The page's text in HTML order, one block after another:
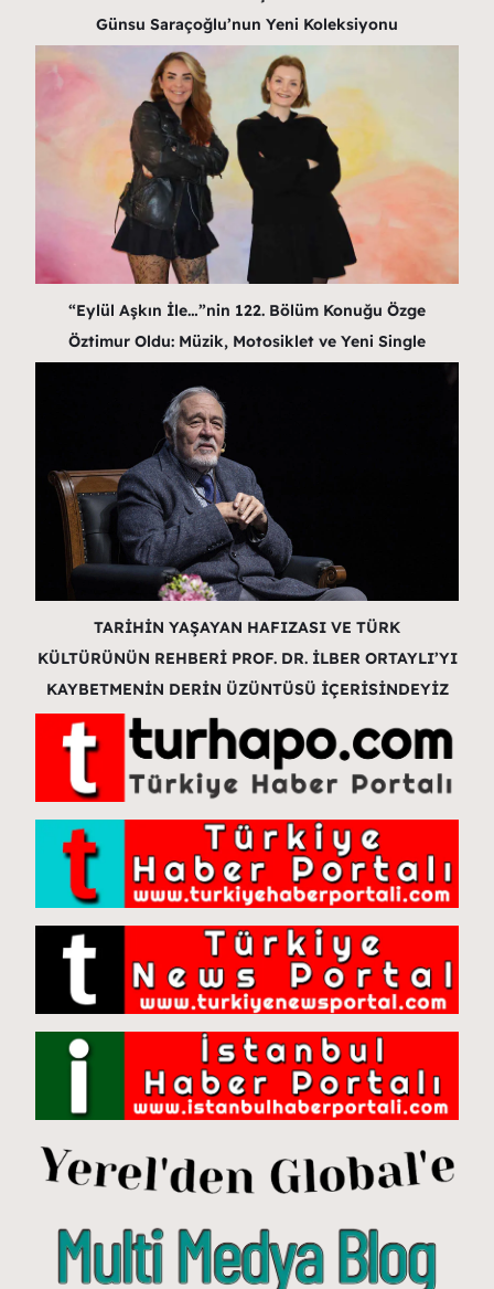
Günsu Saraçoğlu’nun Yeni Koleksiyonu
“Eylül Aşkın İle…”nin 122. Bölüm Konuğu Özge
Öztimur Oldu: Müzik, Motosiklet ve Yeni Single
TARİHİN YAŞAYAN HAFIZASI VE TÜRK
KÜLTÜRÜNÜN REHBERİ PROF. DR. İLBER ORTAYLI’YI
KAYBETMENİN DERİN ÜZÜNTÜSÜ İÇERİSİNDEYİZ